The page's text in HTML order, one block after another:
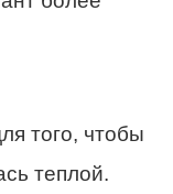
того, чтобы
теплой.